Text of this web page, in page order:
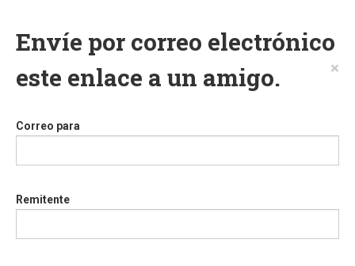
Envíe por correo electrónico
este enlace a un amigo.
×
Correo para
Remitente